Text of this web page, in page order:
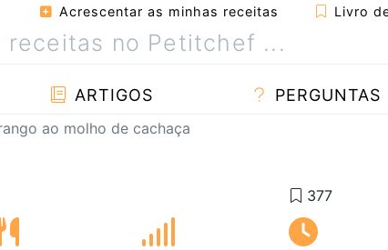
Acrescentar as minhas receitas Livro
ARTIGOS PERGUNTAS
ao molho de cachaça